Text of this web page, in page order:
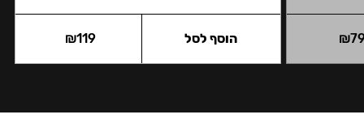
₪
₪119 הוסף לסל